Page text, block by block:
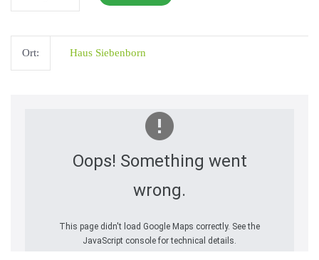
Ort: Haus Siebenborn
Oops! Something went
wrong.
This page didn't load Google Maps correctly. See the
JavaScript console for technical details.